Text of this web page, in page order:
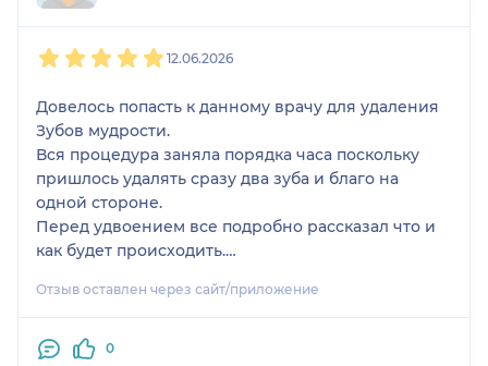
12.06.2026
Довелось попасть к данному врачу для удаления
Зубов мудрости.
Вся процедура заняла порядка часа поскольку
пришлось удалять сразу два зуба и благо на
одной стороне.
Перед удвоением все подробно рассказал что и
как будет происходить.
и ничего не чувствовал, только слышал)
выписал рецепт для АБ.
Отзыв оставлен через сайт/приложение
0